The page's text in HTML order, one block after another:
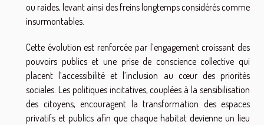
ou raides, levant ainsi des freins longtemps considérés comme
insurmontables.
Cette évolution est renforcée par l’engagement croissant des
pouvoirs publics et une prise de conscience collective qui
placent l’accessibilité et l’inclusion au cœur des priorités
sociales. Les politiques incitatives, couplées à la sensibilisation
des citoyens, encouragent la transformation des espaces
privatifs et publics afin que chaque habitat devienne un lieu